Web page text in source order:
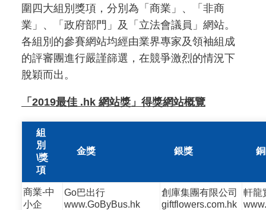
圍四大組別獎項，分別為「商業」、「非商
業」、「政府部門」及「立法會議員」網站。
各組別的參賽網站均經由業界專家及領袖組成
的評審團進行嚴謹篩選，在競爭激烈的情況下
脫穎而出。
「2019最佳 .hk 網站獎」得獎網站概覽
組
別
\獎
項
金獎 銀獎
商業-中
小企
Go巴出行
www.GoByBus.hk
創庫集團有限公司
giftflowers.com.hk
軒龍